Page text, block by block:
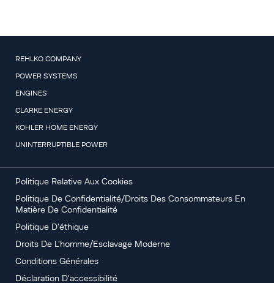
REHLKO COMPANY
POWER SYSTEMS
ENGINES
CLARKE ENERGY
KOHLER HOME ENERGY
UNINTERRUPTIBLE POWER
Politique Relative Aux Cookies
Politique De Confidentialité/Droits Des Consommateurs En
Matière De Confidentialité
Politique D'éthique
Droits De L'homme/Esclavage Moderne
Conditions Générales
Déclaration D'accessibilité